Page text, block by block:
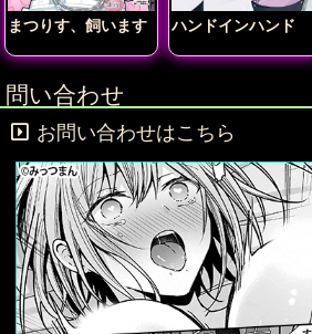
まつりす、飼います ハンドインハンド
問い合わせ
お問い合わせはこちら